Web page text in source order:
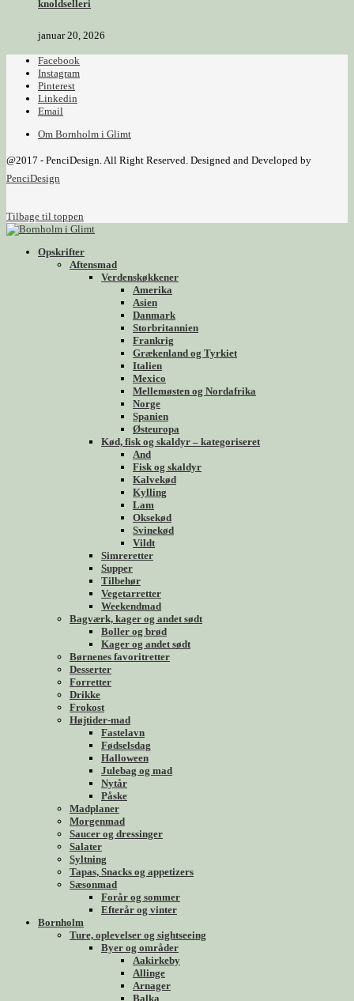
knoldselleri
januar 20, 2026
Facebook
Instagram
Pinterest
Linkedin
Email
Om Bornholm i Glimt
@2017 - PenciDesign. All Right Reserved. Designed and Developed by
PenciDesign
Tilbage til toppen
Opskrifter
Aftensmad
Verdenskøkkener
Amerika
Asien
Danmark
Storbritannien
Frankrig
Grækenland og Tyrkiet
Italien
Mexico
Mellemøsten og Nordafrika
Norge
Spanien
Østeuropa
Kød, fisk og skaldyr – kategoriseret
And
Fisk og skaldyr
Kalvekød
Kylling
Lam
Oksekød
Svinekød
Vildt
Simreretter
Supper
Tilbehør
Vegetarretter
Weekendmad
Bagværk, kager og andet sødt
Boller og brød
Kager og andet sødt
Børnenes favoritretter
Desserter
Forretter
Drikke
Frokost
Højtider-mad
Fastelavn
Fødselsdag
Halloween
Julebag og mad
Nytår
Påske
Madplaner
Morgenmad
Saucer og dressinger
Salater
Syltning
Tapas, Snacks og appetizers
Sæsonmad
Forår og sommer
Efterår og vinter
Bornholm
Ture, oplevelser og sightseeing
Byer og områder
Aakirkeby
Allinge
Arnager
Balka